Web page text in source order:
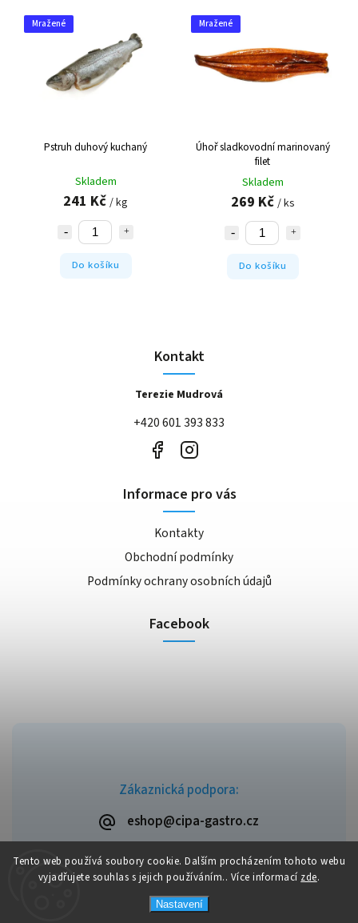
Tento web používá soubory cookie. Dalším procházením tohoto webu
vyjadřujete souhlas s jejich používáním.. Více informací zde.
Nastavení
Abecedně
Mražené
Pstruh duhový kuchaný
Skladem
241 Kč / kg
Do košíku
Mražené
Úhoř sladkovodní marinovaný
filet
Skladem
269 Kč / ks
Do košíku
Zákaznická podpora:
eshop@cipa-gastro.cz
Kontakt
Terezie Mudrová
+420 601 393 833
Informace pro vás
Kontakty
Obchodní podmínky
Podmínky ochrany osobních údajů
Facebook
Cipa-Gastro.cz. Všechna práva vyhrazena.
Upravit nastavení cookies